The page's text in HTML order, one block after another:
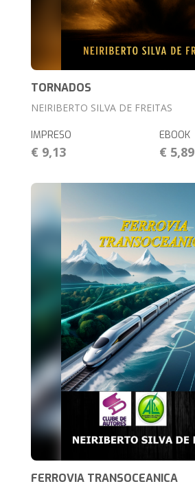
TORNADOS
NEIRIBERTO SILVA DE FREITAS
IMPRESO
€ 9,13
EBOOK
€ 5,89
FERROVIA TRANSOCEANICA